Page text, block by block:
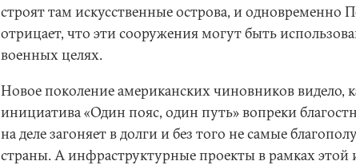
строят там искусственные острова, и одновременно
отрицает, что эти сооружения могут быть
военных целях.
Новое поколение американских чиновников видело,
инициатива «Один пояс, один путь» вопреки
на деле загоняет в долги и без того не самые
страны. А инфраструктурные проекты в рамках